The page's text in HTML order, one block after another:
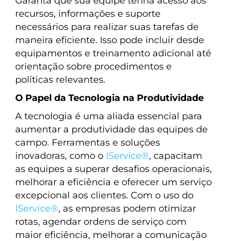
recursos, informações e suporte
necessários para realizar suas tarefas de
maneira eficiente. Isso pode incluir desde
equipamentos e treinamento adicional até
orientação sobre procedimentos e
políticas relevantes.
O Papel da Tecnologia na Produtividade
A tecnologia é uma aliada essencial para
aumentar a produtividade das equipes de
campo. Ferramentas e soluções
inovadoras, como o IService®, capacitam
as equipes a superar desafios operacionais,
melhorar a eficiência e oferecer um serviço
excepcional aos clientes. Com o uso do
IService®, as empresas podem otimizar
rotas, agendar ordens de serviço com
maior eficiência, melhorar a comunicação